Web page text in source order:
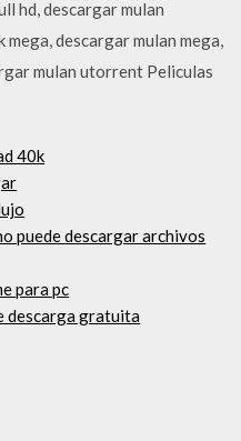
hd, descargar mulan
descargar mulan mega,
mulan utorrent Peliculas
40k
puede descargar archivos
para pc
descarga gratuita